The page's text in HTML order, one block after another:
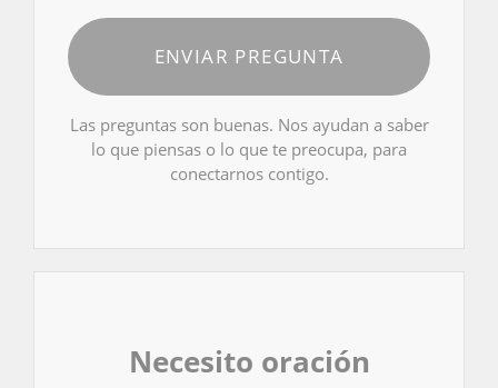
ENVIAR PREGUNTA
Las preguntas son buenas. Nos ayudan a saber
lo que piensas o lo que te preocupa, para
conectarnos contigo.
Necesito oración